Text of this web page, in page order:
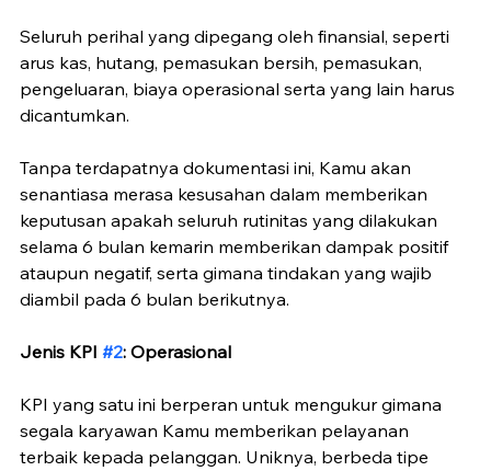
Seluruh perihal yang dipegang oleh finansial, seperti
arus kas, hutang, pemasukan bersih, pemasukan,
pengeluaran, biaya operasional serta yang lain harus
dicantumkan.
Tanpa terdapatnya dokumentasi ini, Kamu akan
senantiasa merasa kesusahan dalam memberikan
keputusan apakah seluruh rutinitas yang dilakukan
selama 6 bulan kemarin memberikan dampak positif
ataupun negatif, serta gimana tindakan yang wajib
diambil pada 6 bulan berikutnya.
Jenis KPI #2: Operasional
KPI yang satu ini berperan untuk mengukur gimana
segala karyawan Kamu memberikan pelayanan
terbaik kepada pelanggan. Uniknya, berbeda tipe